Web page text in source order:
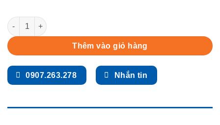
PC Gaming G480 Kênh Tin Học (Core i5-10400F / 16GB /
Thêm vào giỏ hàng
0907.263.278 Nhắn tin